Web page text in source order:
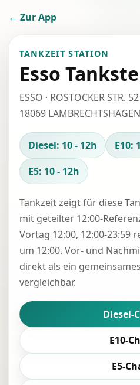
← Zur App
TANKZEIT STATION
Esso
ESSO · ROSTOCKER STR. 52
18069 LAMBRECHTSHAGEN
Diesel: 10 - 12h
E10:
E5: 10 - 12h
Tankzeit zeigt für diese
mit geteilter 12:00-
Vortag 12:00, 12:00-23:59
um 12:00. Vor- und
direkt als ein
vergleichbar.
Diesel-
E10-
E5-